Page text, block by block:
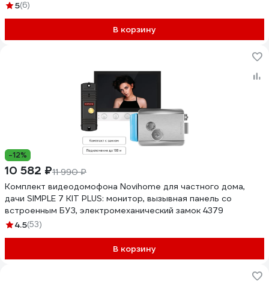
5(6)
В корзину
-12%
10 582 ₽11 990 ₽
Комплект видеодомофона Novihome для частного дома,
дачи SIMPLE 7 KIT PLUS: монитор, вызывная панель со
встроенным БУЗ, электромеханический замок 4379
4.5(53)
В корзину